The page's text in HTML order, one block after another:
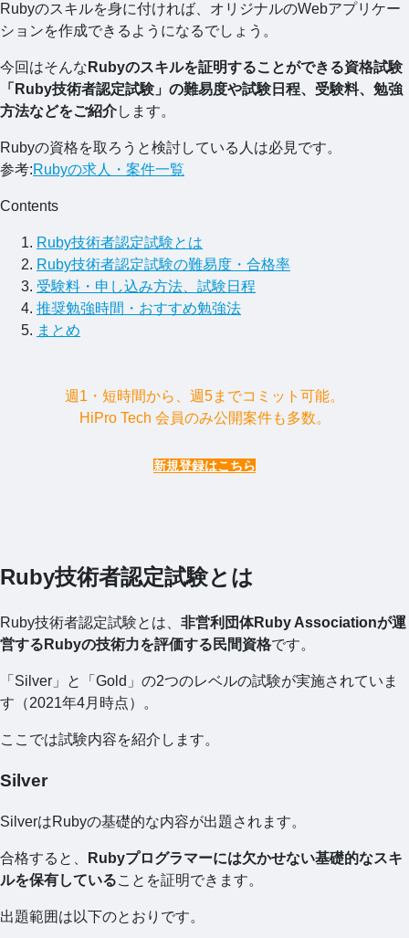
Rubyのスキルを身に付ければ、オリジナルのWebアプリケー
ションを作成できるようになるでしょう。
今回はそんな Rubyのスキルを証明することができる資格試験
「Ruby技術者認定試験」の難易度や試験日程、受験料、勉強
方法などをご紹介します。
Rubyの資格を取ろうと検討している人は必見です。
参考:Rubyの求人・案件一覧
Contents
Ruby技術者認定試験とは
Ruby技術者認定試験の難易度・合格率
受験料・申し込み方法、試験日程
推奨勉強時間・おすすめ勉強法
まとめ
週1・短時間から、週5までコミット可能。
HiPro Tech 会員のみ公開案件も多数。
新規登録はこちら
Ruby技術者認定試験とは
Ruby技術者認定試験とは、 非営利団体Ruby Associationが運
営するRubyの技術力を評価する民間資格です。
「Silver」と「Gold」の2つのレベルの試験が実施されていま
す（2021年4月時点）。
ここでは試験内容を紹介します。
Silver
SilverはRubyの基礎的な内容が出題されます。
合格すると、
Rubyプログラマーには欠かせない基礎的なスキ
ルを保有していることを証明できます。
出題範囲は以下のとおりです。